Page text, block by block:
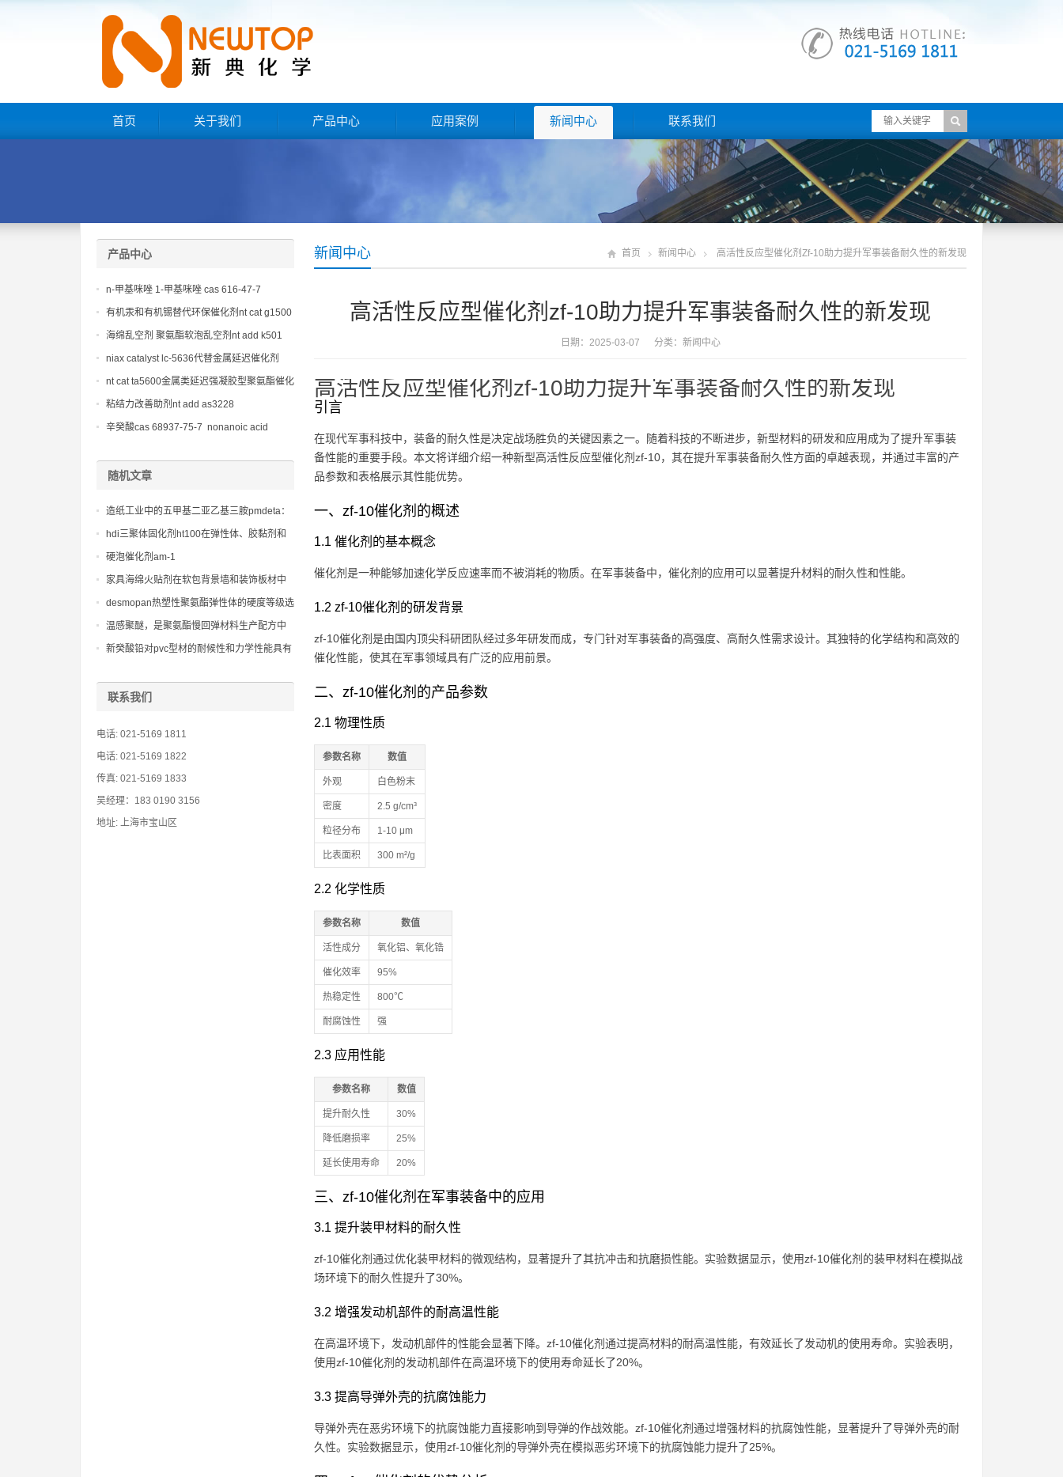
首页 关于我们 产品中心 应用案例 新闻中心 联系我们
新闻中心 首页 新闻中心 高活性反应型催化剂zf-10助力提升军事装备耐久性的新发现
高活性反应型催化剂zf-10助力提升军事装备耐久性的新发现
日期：2025-03-07 分类： 新闻中心
高活性反应型催化剂zf-10助力提升军事装备耐久性的新发现
引言
在现代军事科技中，装备的耐久性是决定战场胜负的关键因素之一。随着科技的不断进步，新型材料的研发和应用成为了提升军事装
备性能的重要手段。本文将详细介绍一种新型高活性反应型催化剂zf-10，其在提升军事装备耐久性方面的卓越表现，并通过丰富的产
品参数和表格展示其性能优势。
一、zf-10催化剂的概述
1.1 催化剂的基本概念
催化剂是一种能够加速化学反应速率而不被消耗的物质。在军事装备中，催化剂的应用可以显著提升材料的耐久性和性能。
1.2 zf-10催化剂的研发背景
zf-10催化剂是由国内顶尖科研团队经过多年研发而成，专门针对军事装备的高强度、高耐久性需求设计。其独特的化学结构和高效的
催化性能，使其在军事领域具有广泛的应用前景。
二、zf-10催化剂的产品参数
2.1 物理性质
参数名称 数值
外观 白色粉末
密度 2.5 g/cm³
粒径分布 1-10 μm
比表面积 300 m²/g
2.2 化学性质
参数名称 数值
活性成分 氧化铝、氧化锆
催化效率 95%
热稳定性 800℃
耐腐蚀性 强
2.3 应用性能
参数名称 数值
提升耐久性 30%
降低磨损率 25%
延长使用寿命 20%
三、zf-10催化剂在军事装备中的应用
3.1 提升装甲材料的耐久性
zf-10催化剂通过优化装甲材料的微观结构，显著提升了其抗冲击和抗磨损性能。实验数据显示，使用zf-10催化剂的装甲材料在模拟战
场环境下的耐久性提升了30%。
3.2 增强发动机部件的耐高温性能
在高温环境下，发动机部件的性能会显著下降。zf-10催化剂通过提高材料的耐高温性能，有效延长了发动机的使用寿命。实验表明，
使用zf-10催化剂的发动机部件在高温环境下的使用寿命延长了20%。
3.3 提高导弹外壳的抗腐蚀能力
导弹外壳在恶劣环境下的抗腐蚀能力直接影响到导弹的作战效能。zf-10催化剂通过增强材料的抗腐蚀性能，显著提升了导弹外壳的耐
久性。实验数据显示，使用zf-10催化剂的导弹外壳在模拟恶劣环境下的抗腐蚀能力提升了25%。
产品中心
n-甲基咪唑 1-甲基咪唑 cas 616-47-7
lupragen nmi
有机汞和有机锡替代环保催化剂nt cat g1500
海绵乱空剂 聚氨酯软泡乱空剂nt add k501
niax catalyst lc-5636代替金属延迟催化剂
nt cat ta5600金属类延迟强凝胶型聚氨酯催化
剂
粘结力改善助剂nt add as3228
辛癸酸cas 68937-75-7 nonanoic acid
随机文章
造纸工业中的五甲基二亚乙基三胺pmdeta：
提升纸张品质的秘密武器
hdi三聚体固化剂ht100在弹性体、胶黏剂和
油墨中的应用
硬泡催化剂am-1
家具海绵火贴剂在软包背景墙和装饰板材中
的应用，提供美观与舒适兼具的效果。
desmopan热塑性聚氨酯弹性体的硬度等级选
择指南
温感聚醚，是聚氨酯慢回弹材料生产配方中
的重要功能性组分
新癸酸铅对pvc型材的耐候性和力学性能具有
联系我们
电话: 021-5169 1811
电话: 021-5169 1822
传真: 021-5169 1833
吴经理：183 0190 3156
地址: 上海市宝山区